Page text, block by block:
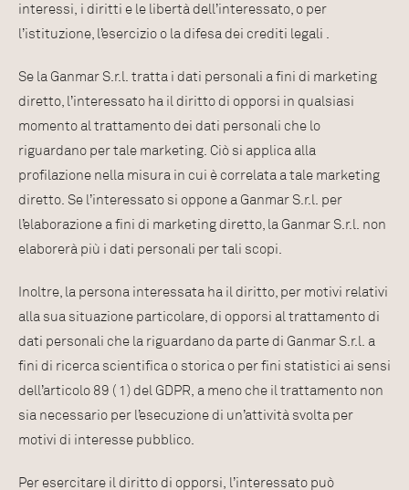
interessi, i diritti e le libertà dell’interessato, o per
l’istituzione, l’esercizio o la difesa dei crediti legali .
Se la Ganmar S.r.l. tratta i dati personali a fini di marketing
diretto, l’interessato ha il diritto di opporsi in qualsiasi
momento al trattamento dei dati personali che lo
riguardano per tale marketing. Ciò si applica alla
profilazione nella misura in cui è correlata a tale marketing
diretto. Se l’interessato si oppone a Ganmar S.r.l. per
l’elaborazione a fini di marketing diretto, la Ganmar S.r.l. non
elaborerà più i dati personali per tali scopi.
Inoltre, la persona interessata ha il diritto, per motivi relativi
alla sua situazione particolare, di opporsi al trattamento di
dati personali che la riguardano da parte di Ganmar S.r.l. a
fini di ricerca scientifica o storica o per fini statistici ai sensi
dell’articolo 89 ( 1) del GDPR, a meno che il trattamento non
sia necessario per l’esecuzione di un’attività svolta per
motivi di interesse pubblico.
Per esercitare il diritto di opporsi, l’interessato può